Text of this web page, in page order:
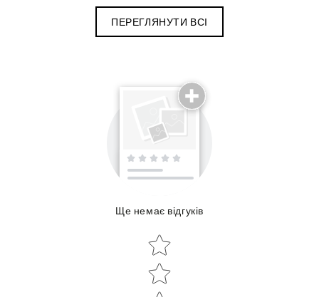
ПЕРЕГЛЯНУТИ ВСІ
Поділиться досвідом використання
Star rating
Ще немає відгуків
Star rating